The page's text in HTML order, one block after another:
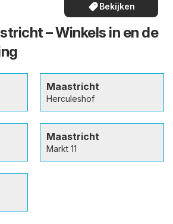
Bekijken
– Winkels in en de
Maastricht
Herculeshof
Maastricht
Markt 11